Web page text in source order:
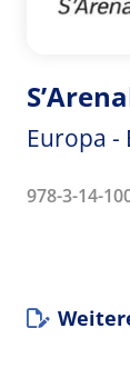
Europa -
978-3-14-